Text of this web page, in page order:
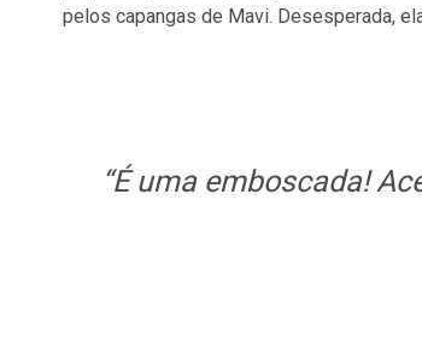
pelos capangas de Mavi. Desesperada,
“É uma emboscada!